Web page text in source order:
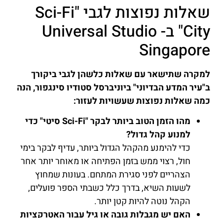
שאלות נפוצות לגבי "Sci-Fi
City" ב- Universal Studio
Singapore
למקרה שתישאר עם שאלות כלשהן לגבי ביקורך
ב"עיר המדע הבדיוני" ביוניברסל סטודיו סינגפור, הנה
כמה שאלות נפוצות שעשויות לעזור:
מהו הזמן הטוב ביותר לבקר "Sci-Fi סיטי" כדי
למנוע קהל גדול?
כדי להימנע מהקהל הגדול ביותר, עדיף לבקר בימי
חול, רצוי ממש בזמן הפתיחה או מאוחר יותר אחר
הצהריים לפני סגירת המתחם. בעונות שמחוץ
לשעות השיא, בדרך כלל כשבתי הספר פועלים,
הקהל נוטה להיות קטן יותר.
האם יש מגבלות גובה או גיל עבור האטרקציות